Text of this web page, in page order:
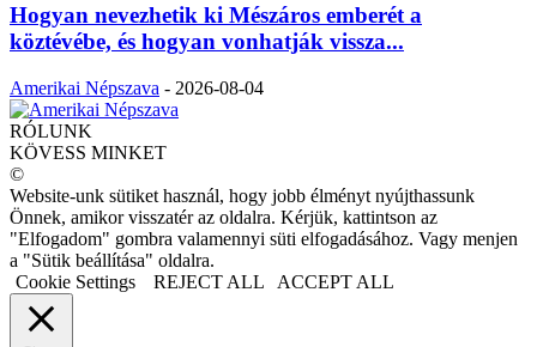
Hogyan nevezhetik ki Mészáros emberét a
köztévébe, és hogyan vonhatják vissza...
Amerikai Népszava - 2026-08-04
RÓLUNK
KÖVESS MINKET
©
Website-unk sütiket használ, hogy jobb élményt nyújthassunk
Önnek, amikor visszatér az oldalra. Kérjük, kattintson az
"Elfogadom" gombra valamennyi süti elfogadásához. Vagy menjen
a "Sütik beállítása" oldalra.
Cookie Settings
REJECT ALL ACCEPT ALL